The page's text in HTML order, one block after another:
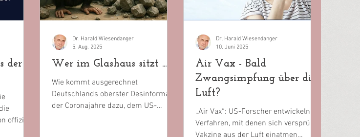
der
offiziell
Wer im Glashaus sitzt ...
Wie kommt ausgerechnet
Deutschlands oberster Desinformant
der Coronajahre dazu, dem US-
Dr. Harald Wiesendanger
5. Aug. 2025
Air Vax - Bald
Zwangsimpfung über die
Luft?
„Air Vax“: US-Forscher entwickeln
Verfahren, mit denen sich versprühte
Vakzine aus der Luft einatmen
Dr. Harald Wiesendanger
10. Juni 2025